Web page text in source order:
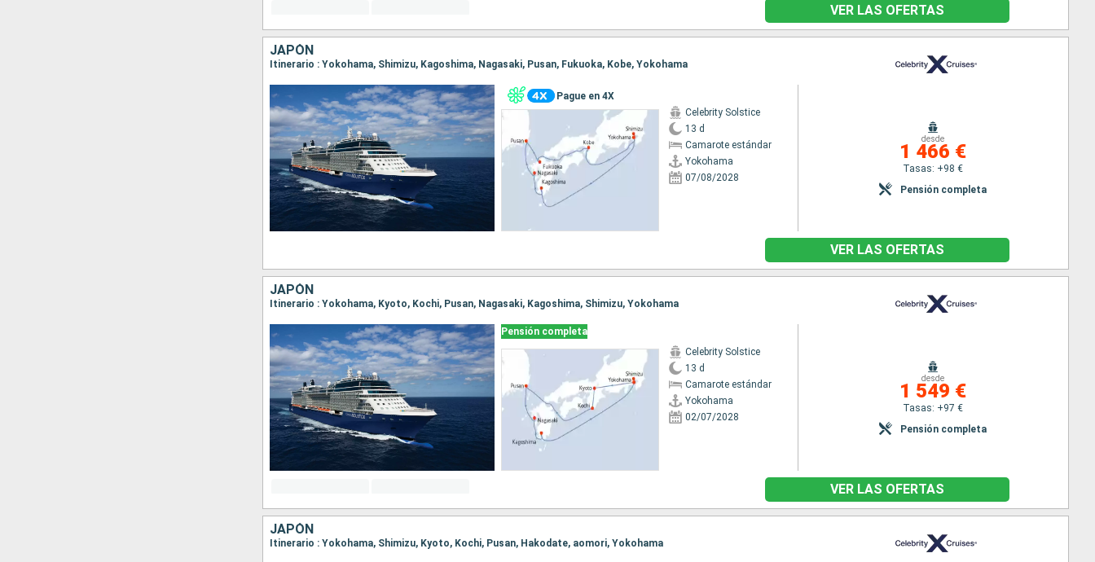
VER LAS OFERTAS
JAPÓN
Itinerario : Yokohama, Shimizu, Kagoshima, Nagasaki, Pusan, Fukuoka, Kobe, Yokohama
Pague en 4X
Celebrity Solstice
13 d
Camarote estándar
Yokohama
07/08/2028
desde
1 466 €
Tasas: +98 €
Pensión completa
VER LAS OFERTAS
JAPÓN
Itinerario : Yokohama, Kyoto, Kochi, Pusan, Nagasaki, Kagoshima, Shimizu, Yokohama
Pensión completa
Celebrity Solstice
13 d
Camarote estándar
Yokohama
02/07/2028
desde
1 549 €
Tasas: +97 €
Pensión completa
VER LAS OFERTAS
JAPÓN
Itinerario : Yokohama, Shimizu, Kyoto, Kochi, Pusan, Hakodate, aomori, Yokohama